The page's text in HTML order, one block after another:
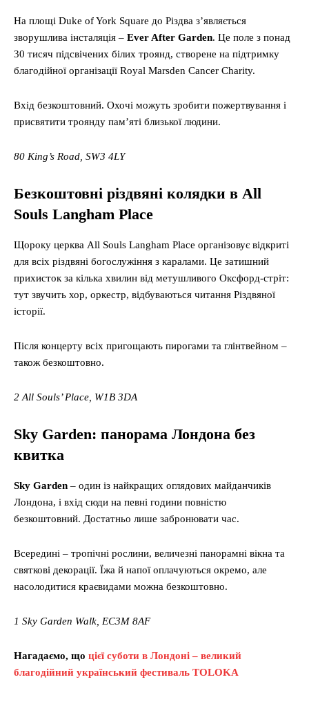
На площі Duke of York Square до Різдва з’являється
зворушлива інсталяція – Ever After Garden. Це поле з понад
30 тисяч підсвічених білих троянд, створене на підтримку
благодійної організації Royal Marsden Cancer Charity.
Вхід безкоштовний. Охочі можуть зробити пожертвування і
присвятити троянду пам’яті близької людини.
80 King’s Road, SW3 4LY
Безкоштовні різдвяні колядки в All
Souls Langham Place
Щороку церква All Souls Langham Place організовує відкриті
для всіх різдвяні богослужіння з каралами. Це затишний
прихисток за кілька хвилин від метушливого Оксфорд-стріт:
тут звучить хор, оркестр, відбуваються читання Різдвяної
історії.
Після концерту всіх пригощають пирогами та глінтвейном –
також безкоштовно.
2 All Souls’ Place, W1B 3DA
Sky Garden: панорама Лондона без
квитка
Sky Garden – один із найкращих оглядових майданчиків
Лондона, і вхід сюди на певні години повністю
безкоштовний. Достатньо лише забронювати час.
Всередині – тропічні рослини, величезні панорамні вікна та
святкові декорації. Їжа й напої оплачуються окремо, але
насолодитися краєвидами можна безкоштовно.
1 Sky Garden Walk, EC3M 8AF
Нагадаємо, що цієї суботи в Лондоні – великий
благодійний український фестиваль TOLOKA